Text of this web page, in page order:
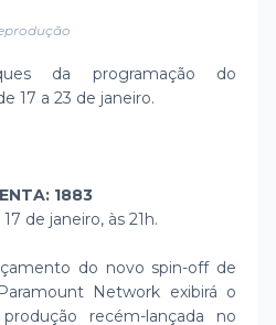
da programação do
17 a 23 de janeiro.
1883
de janeiro, às 21h.
do novo spin-off de
Network exibirá o
recém-lançada no